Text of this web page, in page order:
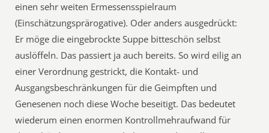
einen sehr weiten Ermessensspielraum
(Einschätzungsprärogative). Oder anders ausgedrückt:
Er möge die eingebrockte Suppe bitteschön selbst
auslöffeln. Das passiert ja auch bereits. So wird eilig an
einer Verordnung gestrickt, die Kontakt- und
Ausgangsbeschränkungen für die Geimpften und
Genesenen noch diese Woche beseitigt. Das bedeutet
wiederum einen enormen Kontrollmehraufwand für